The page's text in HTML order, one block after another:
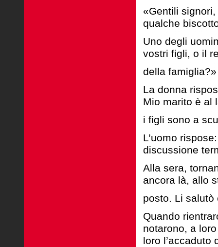
«Gentili
qualche
Uno degli
vostri figli, o il
della famiglia?»
La donna
Mio marito è al
i figli sono a
L’uomo
discussione
Alla sera,
ancora là, allo
posto. Li salutò
Quando
notarono, a
loro l’accaduto